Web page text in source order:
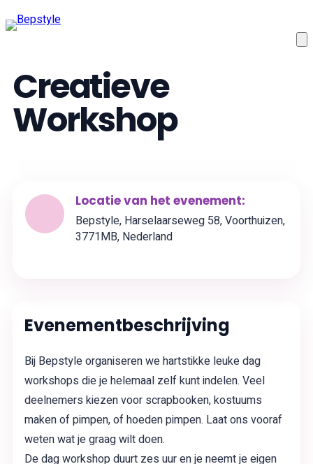
Creatieve
Workshop
Locatie van het evenement:
Bepstyle, Harselaarseweg 58, Voorthuizen,
3771MB, Nederland
Evenementbeschrijving
Bij Bepstyle organiseren we hartstikke leuke dag
workshops die je helemaal zelf kunt indelen. Veel
deelnemers kiezen voor scrapbooken, kostuums
maken of pimpen, of hoeden pimpen. Laat ons vooraf
weten wat je graag wilt doen.
De dag workshop duurt zes uur en je neemt je eigen